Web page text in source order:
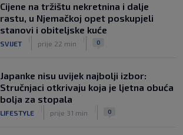
Cijene na tržištu nekretnina i dalje
rastu, u Njemačkoj opet poskupjeli
stanovi i obiteljske kuće
SVIJET prije 22 min 0
Japanke nisu uvijek najbolji izbor:
Stručnjaci otkrivaju koja je ljetna obuća
bolja za stopala
LIFESTYLE prije 31 min 0